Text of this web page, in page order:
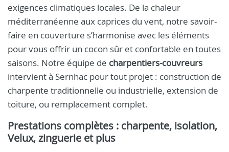
exigences climatiques locales. De la chaleur
méditerranéenne aux caprices du vent, notre savoir-
faire en couverture s’harmonise avec les éléments
pour vous offrir un cocon sûr et confortable en toutes
saisons. Notre équipe de charpentiers-couvreurs
intervient à Sernhac pour tout projet : construction de
charpente traditionnelle ou industrielle, extension de
toiture, ou remplacement complet.
Prestations complètes : charpente, isolation,
Velux, zinguerie et plus